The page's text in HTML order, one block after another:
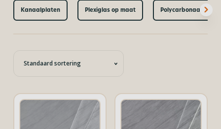
Kanaalplaten Plexiglas op maat Polycarbonaat